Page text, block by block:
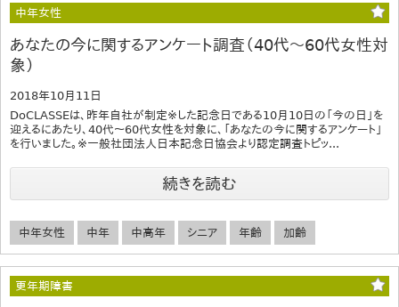
中年女性
あなたの今に関するアンケート調査（40代～60代女性対
象）
2018年10月11日
DoCLASSEは、昨年自社が制定※した記念日である10月10日の「今の日」を
迎えるにあたり、40代～60代女性を対象に、「あなたの今に関するアンケート」
を行いました。※一般社団法人日本記念日協会より認定調査トピッ...
続きを読む
中年女性 中年 中高年 シニア 年齢 加齢
更年期障害